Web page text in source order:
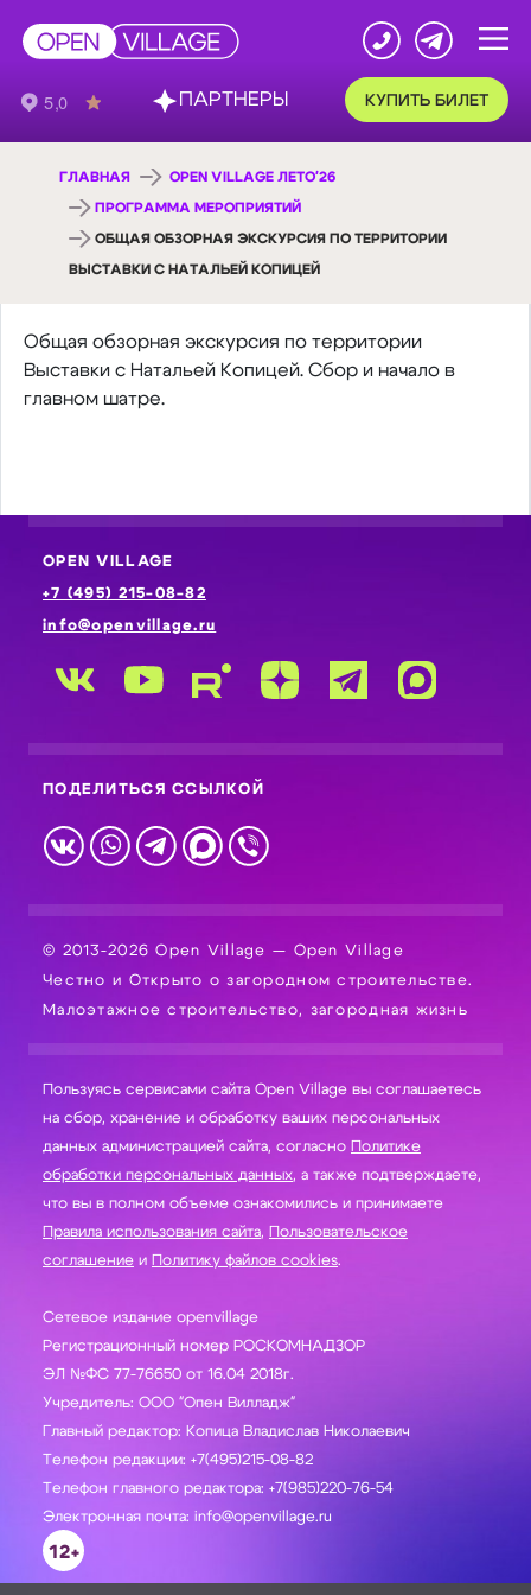
КУПИТЬ БИЛЕТ
ГЛАВНАЯ OPEN VILLAGE ЛЕТО'26
ПРОГРАММА МЕРОПРИЯТИЙ
ОБЩАЯ ОБЗОРНАЯ ЭКСКУРСИЯ ПО ТЕРРИТОРИИ
ВЫСТАВКИ С НАТАЛЬЕЙ КОПИЦЕЙ
Общая обзорная экскурсия по территории
Выставки с Натальей Копицей. Сбор и начало в
главном шатре.
OPEN VILLAGE
+7 (495) 215-08-82
info@openvillage.ru
ПОДЕЛИТЬСЯ ССЫЛКОЙ
© 2013-2026 Open Village — Open Village
Честно и Открыто о загородном строительстве.
Малоэтажное строительство, загородная жизнь
Пользуясь сервисами сайта Open Village вы соглашаетесь
на сбор, хранение и обработку ваших персональных
данных администрацией сайта, согласно Политике
обработки персональных данных, а также подтверждаете,
что вы в полном объеме ознакомились и принимаете
Правила использования сайта, Пользовательское
соглашение и Политику файлов cookies.
Сетевое издание openvillage
Регистрационный номер РОСКОМНАДЗОР
ЭЛ №ФС 77-76650 от 16.04 2018г.
Учредитель: ООО "Опен Вилладж"
Главный редактор: Копица Владислав Николаевич
Телефон редакции: +7(495)215-08-82
Телефон главного редактора: +7(985)220-76-54
Электронная почта: info@openvillage.ru
12+